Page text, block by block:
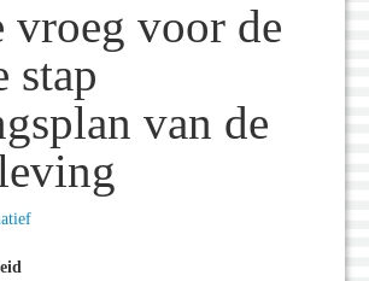
vroeg voor de
stap
van de